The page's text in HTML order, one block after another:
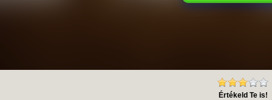
Értékeld Te is!